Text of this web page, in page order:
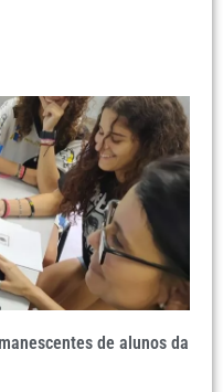
de alunos da